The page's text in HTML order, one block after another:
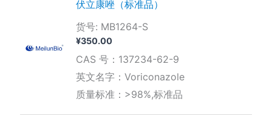
伏立康唑（标准品）
货号: MB1264-S
¥350.00
CAS 号：137234-62-9
英文名字：Voriconazole
质量标准：>98%,标准品